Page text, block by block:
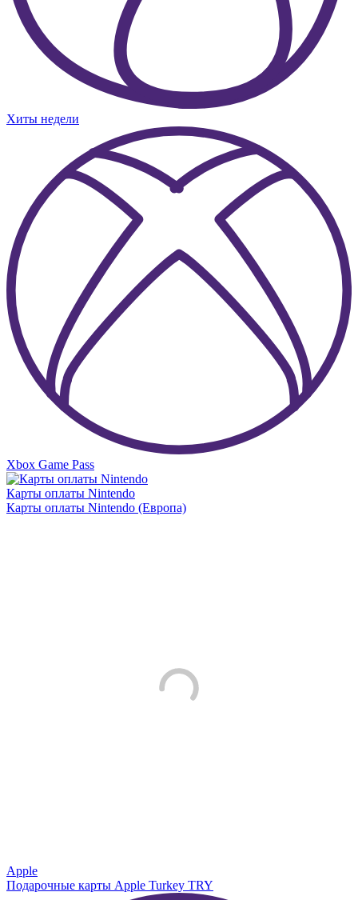
Хиты недели
Xbox Game Pass
Карты оплаты Nintendo
Карты оплаты Nintendo (Европа)
Apple
Подарочные карты Apple Turkey TRY